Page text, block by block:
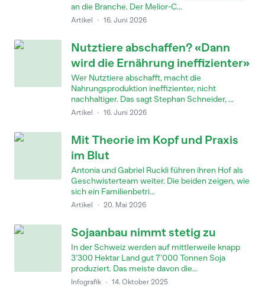
an die Branche. Der Melior-C...
Artikel · 16. Juni 2026
Nutztiere abschaffen? «Dann
wird die Ernährung ineffizienter»
Wer Nutztiere abschafft, macht die
Nahrungsproduktion ineffizienter, nicht
nachhaltiger. Das sagt Stephan Schneider, ...
Artikel · 16. Juni 2026
Mit Theorie im Kopf und Praxis
im Blut
Antonia und Gabriel Ruckli führen ihren Hof als
Geschwisterteam weiter. Die beiden zeigen, wie
sich ein Familienbetri...
Artikel · 20. Mai 2026
Sojaanbau nimmt stetig zu
In der Schweiz werden auf mittlerweile knapp
3’300 Hektar Land gut 7’000 Tonnen Soja
produziert. Das meiste davon die...
Infografik · 14. Oktober 2025